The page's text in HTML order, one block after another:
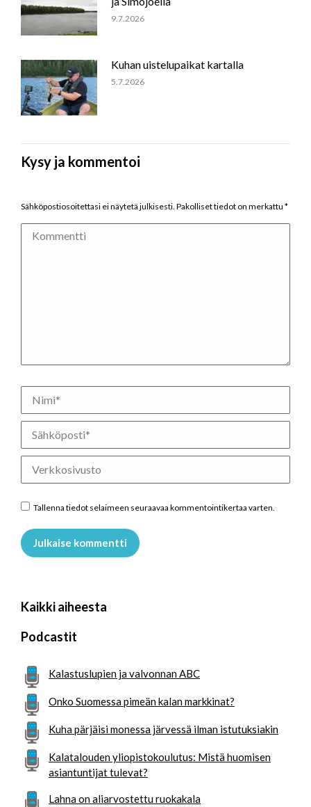
9.7.2026
Kuhan uistelupaikat kartalla
5.7.2026
Kysy ja kommentoi
Sähköpostiosoitettasi ei näytetä julkisesti. Pakolliset tiedot on merkattu *
Kommentti
Nimi *
Sähköposti *
Verkkosivusto
Tallenna tiedot selaimeen seuraavaa kommentointikertaa varten.
Julkaise kommentti
Kaikki aiheesta
Podcastit
Kalastuslupien ja valvonnan ABC
Onko Suomessa pimeän kalan markkinat?
Kuha pärjäisi monessa järvessä ilman istutuksiakin
Kalatalouden yliopistokoulutus: Mistä huomisen
asiantuntijat tulevat?
Lahna on aliarvostettu ruokakala